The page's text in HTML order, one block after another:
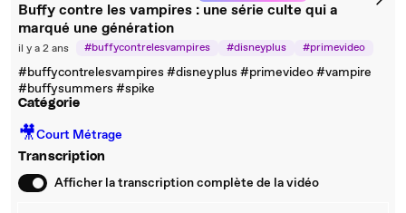
Buffy contre les vampires : une série culte qui a
marqué une génération
il y a 2 ans #buffycontrelesvampires #disneyplus
#primevideo
#vampire
#buffysummers
#buffycontrelesvampires #disneyplus #primevideo #vampire
#buffysummers #spike
Catégorie
🎥Court Métrage
Transcription
Afficher la transcription complète de la vidéo